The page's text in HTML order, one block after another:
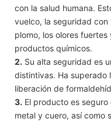
con la salud humana.
vuelco, la seguridad
plomo, los olores
productos químicos.
2. Su alta seguridad es
distintivas. Ha superado
liberación de
3. El producto es
metal y cuero, así como